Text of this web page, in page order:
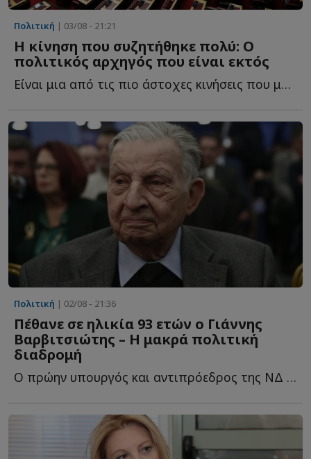
Πολιτική | 03/08 - 21:21
Η κίνηση που συζητήθηκε πολύ: Ο
πολιτικός αρχηγός που είναι εκτός
Είναι μια από τις πιο άστοχες κινήσεις που μπορούσε ν...
Πολιτική | 02/08 - 21:36
Πέθανε σε ηλικία 93 ετών ο Γιάννης
Βαρβιτσιώτης – Η μακρά πολιτική
διαδρομή
Ο πρώην υπουργός και αντιπρόεδρος της ΝΔ πέθανε την η...